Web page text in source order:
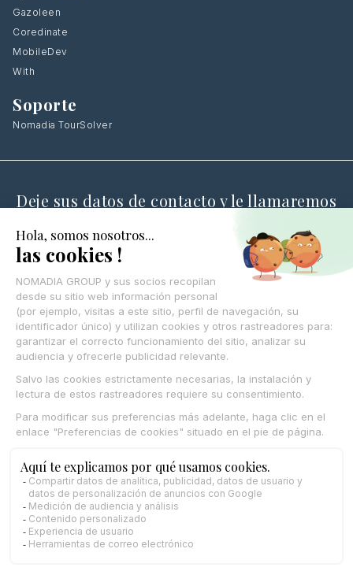
Gazoleen
Coredinate
MobileDev
With
Soporte
Nomadia TourSolver
Deje sus datos de contacto y le llamaremos
© Nomadia 2025
Aviso legal
Condiciones generales de uso de la plataforma Nomadia
Política de cookies – Gestión de datos de navegación Nomadia
Protección de datos personales – Política Nomadia
Español
Français
Italiano
Deutsch